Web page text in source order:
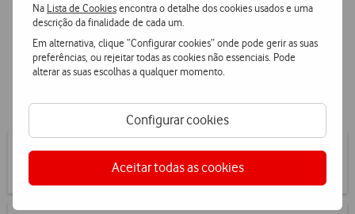
Na Lista de Cookiesencontra o detalhe dos cookies usados e uma
descrição da finalidade de cada um.
Em alternativa, clique “Configurar cookies” onde pode gerir as suas
preferências, ou rejeitar todas as cookies não essenciais. Pode
alterar as suas escolhas a qualquer momento.
Configurar cookies
Aceitar todas as cookies
Práticas da Vodafone
Fique atento e proteja-se
Contactos de números estrangeiros